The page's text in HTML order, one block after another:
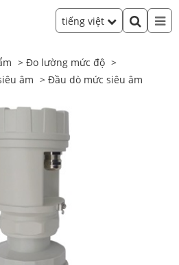
tiếng việt
Đo lường mức độ
âm
Đầu dò mức siêu âm